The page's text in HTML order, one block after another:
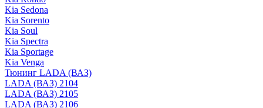
Kia Sedona
Kia Sorento
Kia Soul
Kia Spectra
Kia Sportage
Kia Venga
Тюнинг LADA (ВАЗ)
LADA (ВАЗ) 2104
LADA (ВАЗ) 2105
LADA (ВАЗ) 2106